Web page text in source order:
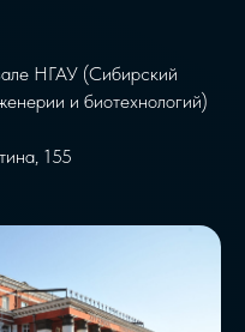
НГАУ (Сибирский
и биотехнологий)
155